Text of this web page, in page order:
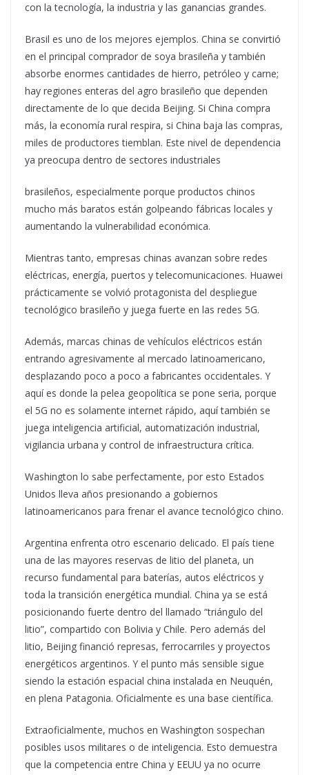
con la tecnología, la industria y las ganancias grandes.
Brasil es uno de los mejores ejemplos. China se convirtió
en el principal comprador de soya brasileña y también
absorbe enormes cantidades de hierro, petróleo y carne;
hay regiones enteras del agro brasileño que dependen
directamente de lo que decida Beijing. Si China compra
más, la economía rural respira, si China baja las compras,
miles de productores tiemblan. Este nivel de dependencia
ya preocupa dentro de sectores industriales
brasileños, especialmente porque productos chinos
mucho más baratos están golpeando fábricas locales y
aumentando la vulnerabilidad económica.
Mientras tanto, empresas chinas avanzan sobre redes
eléctricas, energía, puertos y telecomunicaciones. Huawei
prácticamente se volvió protagonista del despliegue
tecnológico brasileño y juega fuerte en las redes 5G.
Además, marcas chinas de vehículos eléctricos están
entrando agresivamente al mercado latinoamericano,
desplazando poco a poco a fabricantes occidentales. Y
aquí es donde la pelea geopolítica se pone seria, porque
el 5G no es solamente internet rápido, aquí también se
juega inteligencia artificial, automatización industrial,
vigilancia urbana y control de infraestructura crítica.
Washington lo sabe perfectamente, por esto Estados
Unidos lleva años presionando a gobiernos
latinoamericanos para frenar el avance tecnológico chino.
Argentina enfrenta otro escenario delicado. El país tiene
una de las mayores reservas de litio del planeta, un
recurso fundamental para baterías, autos eléctricos y
toda la transición energética mundial. China ya se está
posicionando fuerte dentro del llamado “triángulo del
litio”, compartido con Bolivia y Chile. Pero además del
litio, Beijing financió represas, ferrocarriles y proyectos
energéticos argentinos. Y el punto más sensible sigue
siendo la estación espacial china instalada en Neuquén,
en plena Patagonia. Oficialmente es una base científica.
Extraoficialmente, muchos en Washington sospechan
posibles usos militares o de inteligencia. Esto demuestra
que la competencia entre China y EEUU ya no ocurre